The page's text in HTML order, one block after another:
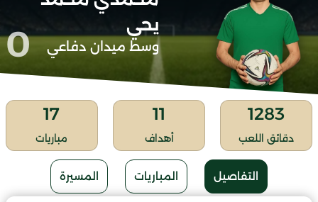
يحي
وسط ميدان دفاعي 0
1283
دقائق اللعب
11
أهداف
17
مباريات
التفاصيل المباريات المسيرة